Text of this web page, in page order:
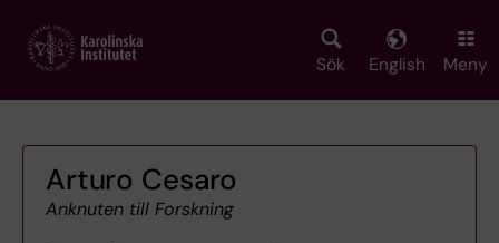
main
Sök English Meny
Arturo Cesaro
Anknuten till Forskning